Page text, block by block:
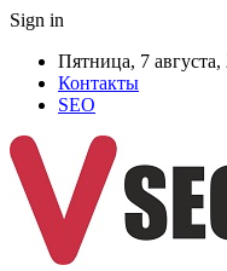
Sign in
Пятница, 7 августа,
Контакты
SEO